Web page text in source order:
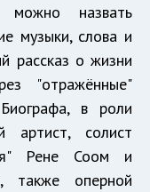
назвать
музыки, слова и
рассказ о жизни
"отражённые"
в роли
артист, солист
Рене Соом и
также оперной